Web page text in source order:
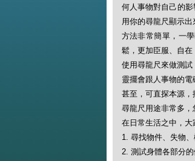
何人事物對自己的
用你的尋龍尺顯示出
方法非常簡單，一
鬆，更加臣服、自在
使用尋龍尺來做測試
靈擺會跟人事物的電
甚至，可直探本源，
尋龍尺用途非常多，
在日常生活之中，大
1. 尋找物件、失物
2. 測試身體各部分